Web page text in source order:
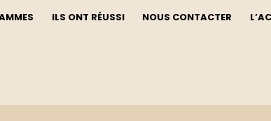
ILS ONT RÉUSSI NOUS CONTACTER